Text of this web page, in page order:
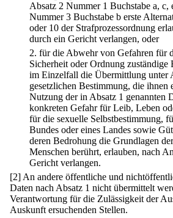
Absatz 2 Nummer 1 Buchstabe a, c,
Nummer 3 Buchstabe b erste
oder 10 der Strafprozessordnung
durch ein Gericht verlangen, oder
2. für die Abwehr von Gefahren für
Sicherheit oder Ordnung zuständige
im Einzelfall die Übermittlung unter
gesetzlichen Bestimmung, die ihnen
Nutzung der in Absatz 1 genannten
konkreten Gefahr für Leib, Leben
für die sexuelle Selbstbestimmung,
Bundes oder eines Landes sowie
deren Bedrohung die Grundlagen
Menschen berührt, erlauben, nach
Gericht verlangen.
[2] An andere öffentliche und
Daten nach Absatz 1 nicht übermittelt
Verantwortung für die Zulässigkeit der
Auskunft ersuchenden Stellen.